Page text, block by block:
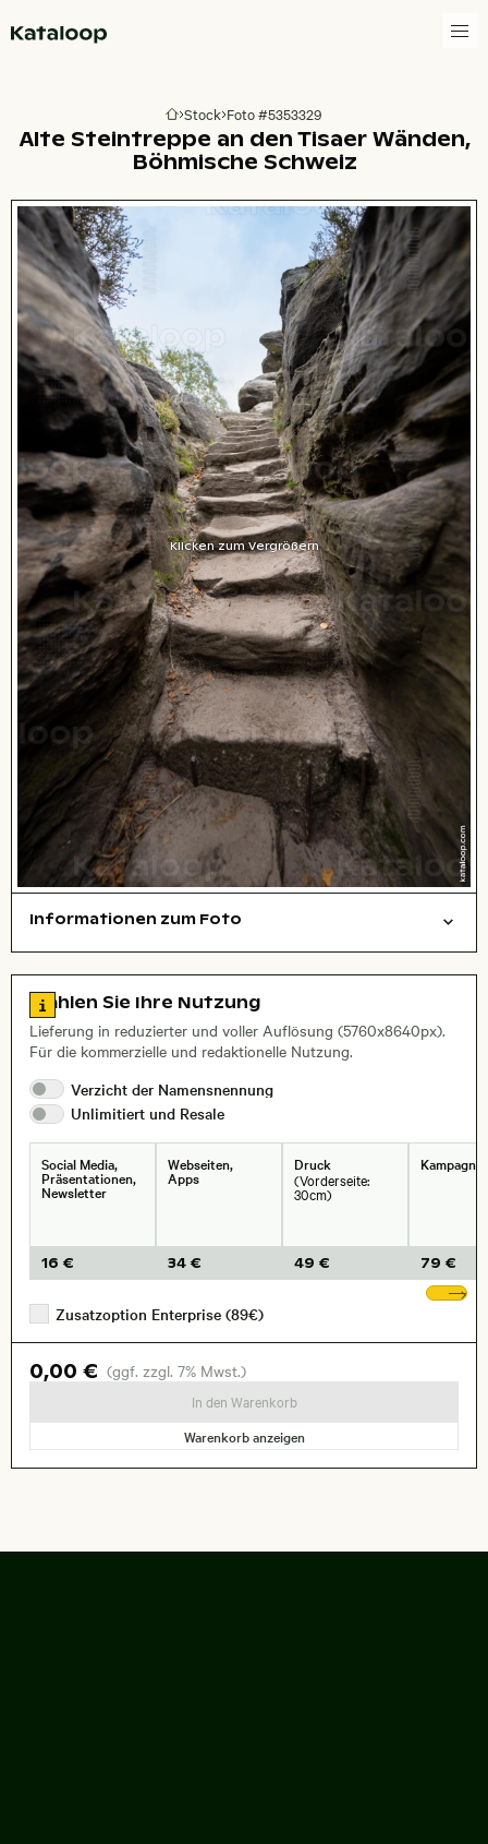
Zur Homepage
Stock Foto #5353329
Alte Steintreppe an den Tisaer Wänden,
Böhmische Schweiz
Klicken zum Vergrößern
Informationen zum Foto
, Objektiv
Zu den Lizenzinformationen springen
Wählen Sie Ihre Nutzung
Lieferung in reduzierter und voller Auflösung (5760x8640px).
Für die kommerzielle und redaktionelle Nutzung.
Verzicht der Namensnennung
Unlimitiert und Resale
Social Media,
Präsentationen,
Newsletter
16 €
Webseiten,
Apps
34 €
Druck
(Vorderseite:
30cm)
49 € 79 €
Zusatzoption Enterprise (89€)
0,00 € (ggf. zzgl. 7% Mwst.)
In den Warenkorb
Warenkorb anzeigen
eiz